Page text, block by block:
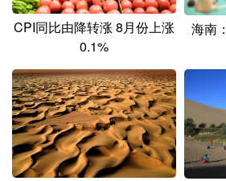
Deutsch Português
CPI同比由降转涨 8月份上涨
0.1%
海南